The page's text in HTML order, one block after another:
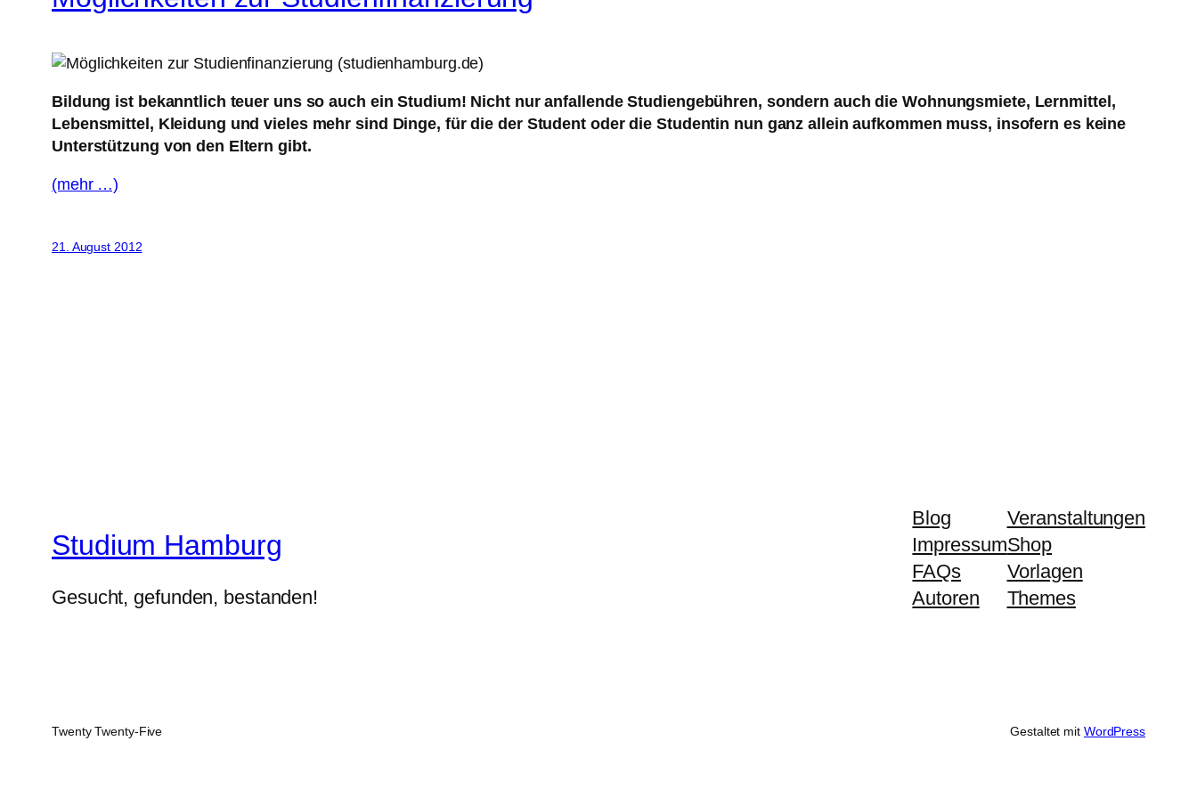
Bildung ist bekanntlich teuer uns so auch ein Studium! Nicht nur anfallende Studiengebühren, sondern auch die Wohnungsmiete, Lernmittel,
Lebensmittel, Kleidung und vieles mehr sind Dinge, für die der Student oder die Studentin nun ganz allein aufkommen muss, insofern es keine
Unterstützung von den Eltern gibt.
(mehr …)
21. August 2012
Studium Hamburg
Gesucht, gefunden, bestanden!
Blog
Impressum
FAQs
Autoren
Veranstaltungen
Shop
Vorlagen
Themes
Twenty Twenty-Five Gestaltet mit WordPress